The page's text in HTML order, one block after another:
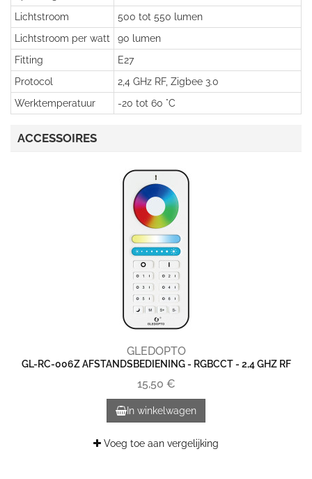
Lichtstroom
500 tot 550 lumen
Lichtstroom per watt
90 lumen
Fitting
E27
Protocol
2,4 GHz RF, Zigbee 3.0
Werktemperatuur
-20 tot 60 °C
ACCESSOIRES
GLEDOPTO
GL-RC-006Z AFSTANDSBEDIENING - RGBCCT - 2,4 GHZ RF
15,50 €
In winkelwagen
Voeg toe aan vergelijking